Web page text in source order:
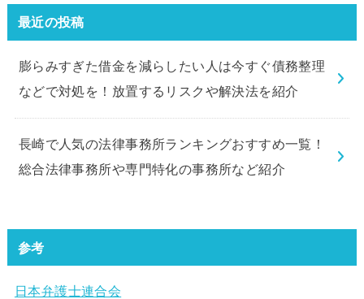
最近の投稿
膨らみすぎた借金を減らしたい人は今すぐ債務整理
などで対処を！放置するリスクや解決法を紹介
長崎で人気の法律事務所ランキングおすすめ一覧！
総合法律事務所や専門特化の事務所など紹介
参考
日本弁護士連合会